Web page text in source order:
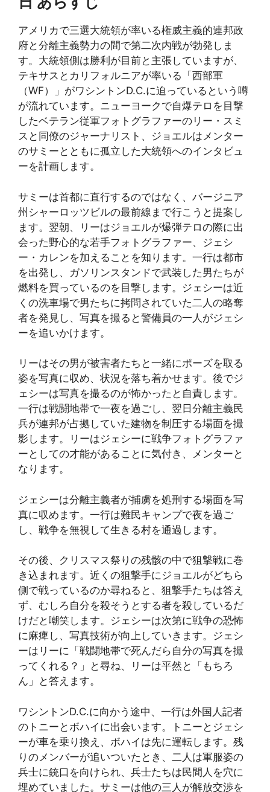
アメリカで三選大統領が率いる権威主義的連邦政
府と分離主義勢力の間で第二次内戦が勃発しま
す。大統領側は勝利が目前と主張していますが、
テキサスとカリフォルニアが率いる「西部軍
（WF）」がワシントンD.C.に迫っているという噂
が流れています。ニューヨークで自爆テロを目撃
したベテラン従軍フォトグラファーのリー・スミ
スと同僚のジャーナリスト、ジョエルはメンター
のサミーとともに孤立した大統領へのインタビュ
ーを計画します。
サミーは首都に直行するのではなく、バージニア
州シャーロッツビルの最前線まで行こうと提案し
ます。翌朝、リーはジョエルが爆弾テロの際に出
会った野心的な若手フォトグラファー、ジェシ
ー・カレンを加えることを知ります。一行は都市
を出発し、ガソリンスタンドで武装した男たちが
燃料を買っているのを目撃します。ジェシーは近
くの洗車場で男たちに拷問されていた二人の略奪
者を発見し、写真を撮ると警備員の一人がジェシ
ーを追いかけます。
リーはその男が被害者たちと一緒にポーズを取る
姿を写真に収め、状況を落ち着かせます。後でジ
ェシーは写真を撮るのが怖かったと自責します。
一行は戦闘地帯で一夜を過ごし、翌日分離主義民
兵が連邦が占拠していた建物を制圧する場面を撮
影します。リーはジェシーに戦争フォトグラファ
ーとしての才能があることに気付き、メンターと
なります。
ジェシーは分離主義者が捕虜を処刑する場面を写
真に収めます。一行は難民キャンプで夜を過ご
し、戦争を無視して生きる村を通過します。
その後、クリスマス祭りの残骸の中で狙撃戦に巻
き込まれます。近くの狙撃手にジョエルがどちら
側で戦っているのか尋ねると、狙撃手たちは答え
ず、むしろ自分を殺そうとする者を殺しているだ
けだと嘲笑します。ジェシーは次第に戦争の恐怖
に麻痺し、写真技術が向上していきます。ジェシ
ーはリーに「戦闘地帯で死んだら自分の写真を撮
ってくれる？」と尋ね、リーは平然と「もちろ
ん」と答えます。
ワシントンD.C.に向かう途中、一行は外国人記者
のトニーとボハイに出会います。トニーとジェシ
ーが車を乗り換え、ボハイは先に運転します。残
りのメンバーが追いついたとき、二人は軍服姿の
兵士に銃口を向けられ、兵士たちは民間人を穴に
埋めていました。サミーは他の三人が解放交渉を